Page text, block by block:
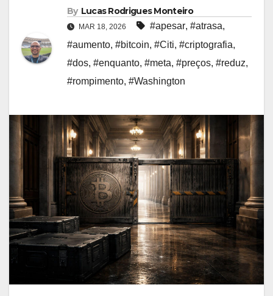
By Lucas Rodrigues Monteiro
MAR 18, 2026 #apesar, #atrasa,
#aumento, #bitcoin, #Citi, #criptografia,
#dos, #enquanto, #meta, #preços, #reduz,
#rompimento, #Washington